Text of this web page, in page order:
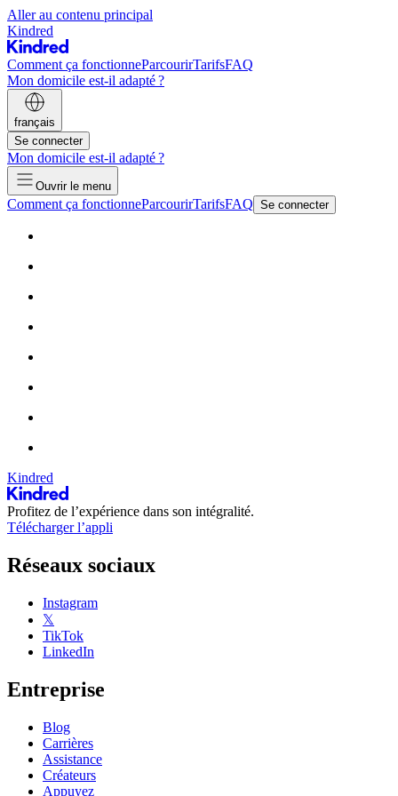
Aller au contenu principal
Kindred
Comment ça fonctionneParcourirTarifsFAQ
Mon domicile est-il adapté ?
français
Se connecter
Mon domicile est-il adapté ?
Ouvrir le menu
Comment ça fonctionneParcourirTarifsFAQ Se connecter
Kindred
Profitez de l’expérience dans son intégralité.
Télécharger l’appli
Réseaux sociaux
Instagram
𝕏
TikTok
LinkedIn
Entreprise
Blog
Carrières
Assistance
Créateurs
Appuyez